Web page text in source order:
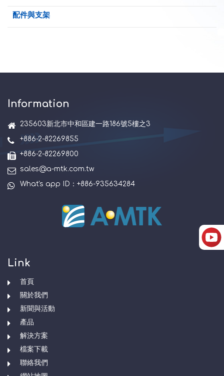
配件與支架
Information
235603新北市中和區建一路186號5樓之3
+886-2-82269855
+886-2-82269800
sales@a-mtk.com.tw
What's app ID：+886-935634284
Link
首頁
關於我們
新聞與活動
產品
解決方案
檔案下載
聯絡我們